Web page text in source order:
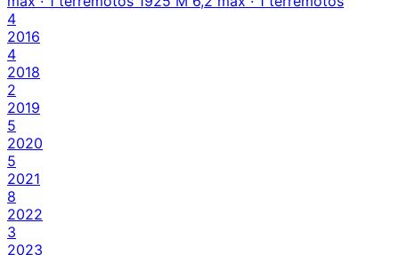
4
2016
4
2018
2
2019
5
2020
5
2021
8
2022
3
2023